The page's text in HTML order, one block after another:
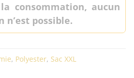
consommation, aucun
possible.
, Polyester, Sac XXL